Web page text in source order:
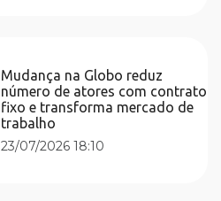
Mudança na Globo reduz
número de atores com contrato
fixo e transforma mercado de
trabalho
23/07/2026 18:10